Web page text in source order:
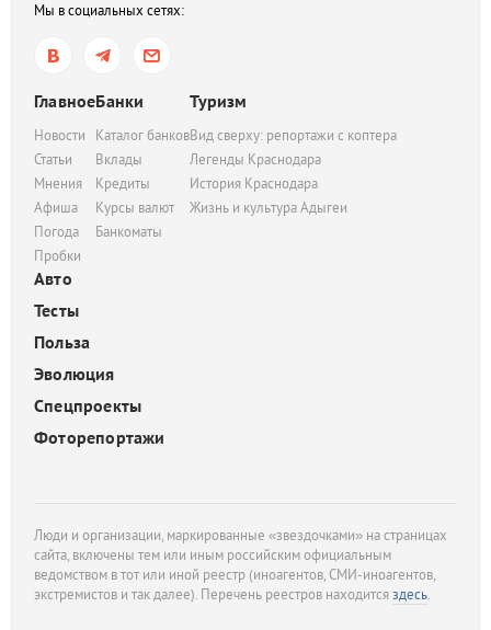
Мы в социальных сетях:
Главное
Новости
Статьи
Мнения
Афиша
Погода
Пробки
Банки
Каталог банков
Вклады
Кредиты
Курсы валют
Банкоматы
Туризм
Вид сверху: репортажи с коптера
Легенды Краснодара
История Краснодара
Жизнь и культура Адыгеи
Авто
Тесты
Польза
Эволюция
Спецпроекты
Фоторепортажи
Люди и организации, маркированные «звездочками» на страницах
сайта, включены тем или иным российским официальным
ведомством в тот или иной реестр (иноагентов, СМИ-иноагентов,
экстремистов и так далее). Перечень реестров находитсяздесь.